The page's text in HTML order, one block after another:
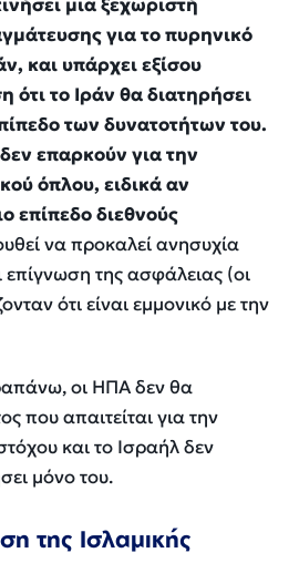
μια ξεχωριστή
για το πυρηνικό
και υπάρχει εξίσου
ότι το Ιράν θα διατηρήσει
των δυνατοτήτων του.
επαρκούν για την
όπλου, ειδικά αν
επίπεδο διεθνούς
να προκαλεί ανησυχία
επίγνωση της ασφάλειας (οι
ότι είναι εμμονικό με την
οι ΗΠΑ δεν θα
που απαιτείται για την
και το Ισραήλ δεν
μόνο του.
της Ισλαμικής